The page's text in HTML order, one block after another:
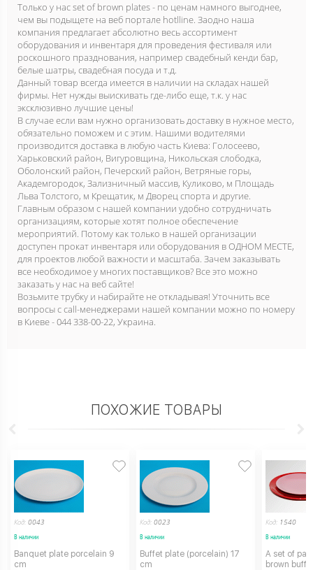
Только у нас set of brown plates - по ценам намного выгоднее,
чем вы подыщете на веб портале hotlline. Заодно наша
компания предлагает абсолютно весь ассортимент
оборудования и инвентаря для проведения фестиваля или
роскошного празднования, например свадебный кенди бар,
белые шатры, свадебная посуда и т.д.
Данный товар всегда имеется в наличии на складах нашей
фирмы. Нет нужды выискивать где-либо еще, т.к. у нас
эксклюзивно лучшие цены!
В случае если вам нужно организовать доставку в нужное место,
обязательно поможем и с этим. Нашими водителями
производится доставка в любую часть Киева: Голосеево,
Харьковский район, Вигуровщина, Никольская слободка,
Оболонский район, Печерский район, Ветряные горы,
Академгородок, Зализничный массив, Куликово, м Площадь
Льва Толстого, м Крещатик, м Дворец спорта и другие.
Главным образом с нашей компании удобно сотрудничать
организациям, которые хотят полное обеспечение
мероприятий. Потому как только в нашей организации
доступен прокат инвентаря или оборудования в ОДНОМ МЕСТЕ,
для проектов любой важности и масштаба. Зачем заказывать
все необходимое у многих поставщиков? Все это можно
заказать у нас на веб сайте!
Возьмите трубку и набирайте не откладывая! Уточнить все
вопросы с call-менеджерами нашей компании можно по номеру
в Киеве - 044 338-00-22, Украина.
ПОХОЖИЕ ТОВАРЫ
Код: 0043
В наличии
Banquet plate porcelain 9
cm
Код: 0023
В наличии
Buffet plate (porcelain) 17
cm
Код: 1540
В наличии
A set of
brown